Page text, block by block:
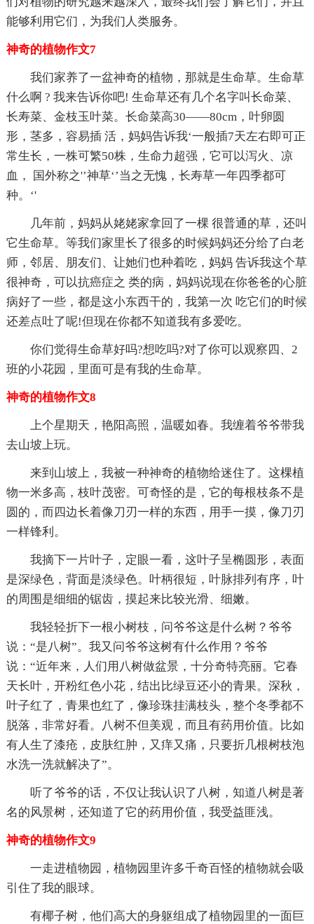
能够利用它们，为我们人类服务。
神奇的植物作文7
我们家养了一盆神奇的植物，那就是生命草。生命草
什么啊 ? 我来告诉你吧! 生命草还有几个名字叫长命菜、
长寿菜、金枝玉叶菜。长命菜高30——80cm，叶卵圆
形，茎多，容易插 活，妈妈告诉我‘一般插7天左右即可正
常生长，一株可繁50株，生命力超强，它可以泻火、凉
血， 国外称之'’神草‘’当之无愧，长寿草一年四季都可
种。‘'
几年前，妈妈从姥姥家拿回了一棵 很普通的草，还叫
它生命草。等我们家里长了很多的时候妈妈还分给了白老
师，邻居、朋友们、让她们也种着吃，妈妈 告诉我这个草
很神奇，可以抗癌症之 类的病，妈妈说现在你爸爸的心脏
病好了一些，都是这小东西干的，我第一次 吃它们的时候
还差点吐了呢!但现在你都不知道我有多爱吃。
你们觉得生命草好吗?想吃吗?对了你可以观察四、2
班的小花园，里面可是有我的生命草。
神奇的植物作文8
上个星期天，艳阳高照，温暖如春。我缠着爷爷带我
去山坡上玩。
来到山坡上，我被一种神奇的植物给迷住了。这棵植
物一米多高，枝叶茂密。可奇怪的是，它的每根枝条不是
圆的，而四边长着像刀刃一样的东西，用手一摸，像刀刃
一样锋利。
我摘下一片叶子，定眼一看，这叶子呈椭圆形，表面
是深绿色，背面是淡绿色。叶柄很短，叶脉排列有序，叶
的周围是细细的锯齿，摸起来比较光滑、细嫩。
我轻轻折下一根小树枝，问爷爷这是什么树？爷爷
说：“是八树”。我又问爷爷这树有什么作用？爷爷
说：“近年来，人们用八树做盆景，十分奇特亮丽。它春
天长叶，开粉红色小花，结出比绿豆还小的青果。深秋，
叶子红了，青果也红了，像珍珠挂满枝头，整个冬季都不
脱落，非常好看。八树不但美观，而且有药用价值。比如
有人生了漆疮，皮肤红肿，又痒又痛，只要折几根树枝泡
水洗一洗就解决了”。
听了爷爷的话，不仅让我认识了八树，知道八树是著
名的风景树，还知道了它的药用价值，我受益匪浅。
神奇的植物作文9
一走进植物园，植物园里许多千奇百怪的植物就会吸
引住了我的眼球。
有椰子树，他们高大的身躯组成了植物园里的一面巨